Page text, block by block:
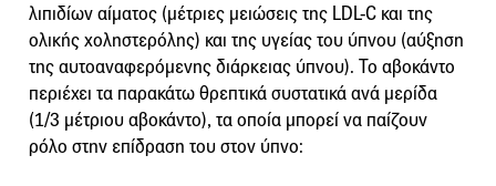
λιπιδίων αίματος (μέτριες μειώσεις της LDL-C και της
ολικής χοληστερόλης) και της υγείας του ύπνου (αύξηση
της αυτοαναφερόμενης διάρκειας ύπνου). Το αβοκάντο
περιέχει τα παρακάτω θρεπτικά συστατικά ανά μερίδα
(1/3 μέτριου αβοκάντο), τα οποία μπορεί να παίζουν
ρόλο στην επίδραση του στον ύπνο: